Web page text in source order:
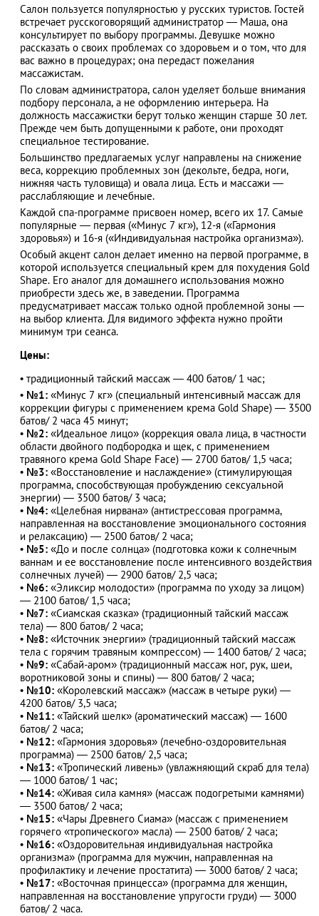
Салон пользуется популярностью у русских туристов. Гостей
встречает русскоговорящий администратор — Маша, она
консультирует по выбору программы. Девушке можно
рассказать о своих проблемах со здоровьем и о том, что для
вас важно в процедурах; она передаст пожелания
массажистам.
По словам администратора, салон уделяет больше внимания
подбору персонала, а не оформлению интерьера. На
должность массажистки берут только женщин старше 30 лет.
Прежде чем быть допущенными к работе, они проходят
специальное тестирование.
Большинство предлагаемых услуг направлены на снижение
веса, коррекцию проблемных зон (декольте, бедра, ноги,
нижняя часть туловища) и овала лица. Есть и массажи —
расслабляющие и лечебные.
Каждой спа-программе присвоен номер, всего их 17. Самые
популярные — первая («Минус 7 кг»), 12-я («Гармония
здоровья») и 16-я («Индивидуальная настройка организма»).
Особый акцент салон делает именно на первой программе, в
которой используется специальный крем для похудения Gold
Shape. Его аналог для домашнего использования можно
приобрести здесь же, в заведении. Программа
предусматривает массаж только одной проблемной зоны —
на выбор клиента. Для видимого эффекта нужно пройти
минимум три сеанса.
Цены:
• традиционный тайский массаж — 400 батов/ 1 час;
• №1: «Минус 7 кг» (специальный интенсивный массаж для
коррекции фигуры с применением крема Gold Shape) — 3500
батов/ 2 часа 45 минут;
• №2: «Идеальное лицо» (коррекция овала лица, в частности
области двойного подбородка и щек, с применением
травяного крема Gold Shape Fасе) — 2700 батов/ 1,5 часа;
• №3: «Восстановление и наслаждение» (стимулирующая
программа, способствующая пробуждению сексуальной
энергии) — 3500 батов/ 3 часа;
• №4: «Целебная нирвана» (антистрессовая программа,
направленная на восстановление эмоционального состояния
и релаксацию) — 2500 батов/ 2 часа;
• №5: «До и после солнца» (подготовка кожи к солнечным
ваннам и ее восстановление после интенсивного воздействия
солнечных лучей) — 2900 батов/ 2,5 часа;
• №6: «Эликсир молодости» (программа по уходу за лицом)
— 2100 батов/ 1,5 часа;
• №7: «Сиамская сказка» (традиционный тайский массаж
тела) — 800 батов/ 2 часа;
• №8: «Источник энергии» (традиционный тайский массаж
тела с горячим травяным компрессом) — 1400 батов/ 2 часа;
• №9: «Сабай-аром» (традиционный массаж ног, рук, шеи,
воротниковой зоны и спины) — 800 батов/ 2 часа;
• №10: «Королевский массаж» (массаж в четыре руки) —
4200 батов/ 3,5 часа;
• №11: «Тайский шелк» (ароматический массаж) — 1600
батов/ 2 часа;
• №12: «Гармония здоровья» (лечебно-оздоровительная
программа) — 2500 батов/ 2,5 часа;
• №13: «Тропический ливень» (увлажняющий скраб для тела)
— 1000 батов/ 1 час;
• №14: «Живая сила камня» (массаж подогретыми камнями)
— 3500 батов/ 2 часа;
• №15: «Чары Древнего Сиама» (массаж с применением
горячего «тропического» масла) — 2500 батов/ 2 часа;
• №16: «Оздоровительная индивидуальная настройка
организма» (программа для мужчин, направленная на
профилактику и лечение простатита) — 3000 батов/ 2 часа;
• №17: «Восточная принцесса» (программа для женщин,
направленная на восстановление упругости груди) — 3000
батов/ 2 часа.